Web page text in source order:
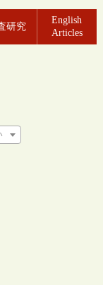
研究
English
Articles